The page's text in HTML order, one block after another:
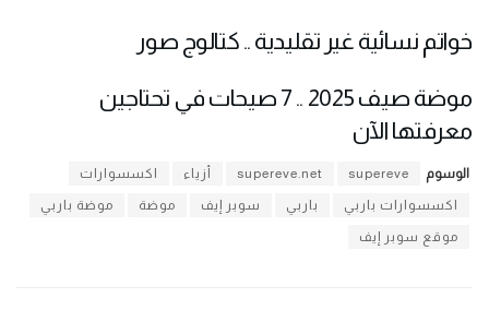
خواتم نسائية غير تقليدية .. كتالوج صور
موضة صيف 2025 .. 7 صيحات في تحتاجين
معرفتها الآن
الوسوم supereve
supereve.net أزياء اكسسوارات
اكسسوارات باربي باربي سوبر إيف موضة موضة باربي
موقع سوبر إيف